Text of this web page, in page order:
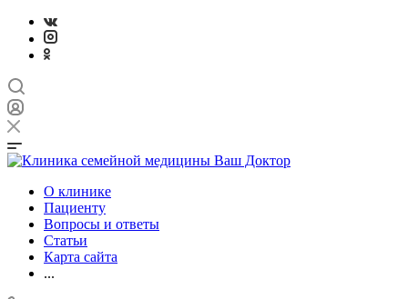
О клинике
Пациенту
Вопросы и ответы
Статьи
Карта сайта
...